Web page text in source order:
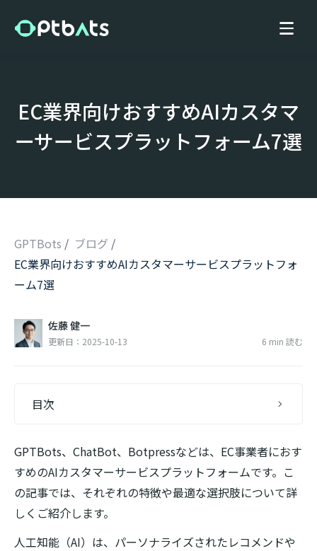
EC業界向けおすすめAIカスタマ
ーサービスプラットフォーム7選
GPTBots / ブログ /
EC業界向けおすすめAIカスタマーサービスプラットフォ
ーム7選
佐藤 健一
更新日：2025-10-13 6 min 読む
目次
GPTBots、ChatBot、Botpressなどは、EC事業者におす
すめのAIカスタマーサービスプラットフォームです。こ
の記事では、それぞれの特徴や最適な選択肢について詳
しくご紹介します。
人工知能（AI）は、パーソナライズされたレコメンドや